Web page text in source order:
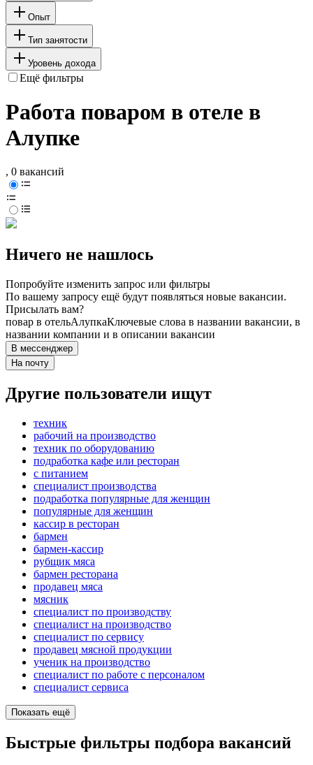
Опыт
Тип занятости
Уровень дохода
Ещё фильтры
Работа поваром в отеле в
Алупке
, 0 вакансий
Ничего не нашлось
Попробуйте изменить запрос или фильтры
По вашему запросу ещё будут появляться новые вакансии.
Присылать вам?
повар в отельАлупкаКлючевые слова в названии вакансии, в
названии компании и в описании вакансии
В мессенджер
На почту
Другие пользователи ищут
техник
рабочий на производство
техник по оборудованию
подработка кафе или ресторан
с питанием
специалист производства
подработка популярные для женщин
популярные для женщин
кассир в ресторан
бармен
бармен-кассир
рубщик мяса
бармен ресторана
продавец мяса
мясник
специалист по производству
специалист на производство
специалист по сервису
продавец мясной продукции
ученик на производство
специалист по работе с персоналом
специалист сервиса
Показать ещё
Быстрые фильтры подбора вакансий